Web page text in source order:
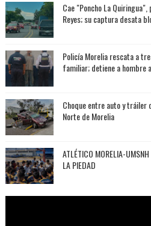
Cae "Poncho La
Reyes; su captura desata
Policía Morelia rescata a
familiar; detiene a hombre
Choque entre auto y tráiler
Norte de Morelia
ATLÉTICO MORELIA-
LA PIEDAD